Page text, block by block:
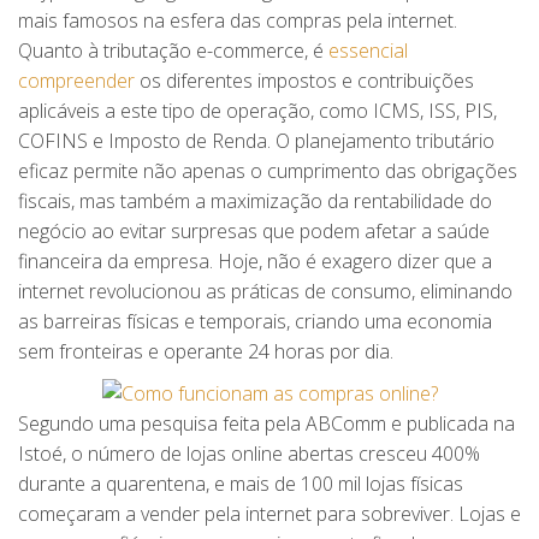
mais famosos na esfera das compras pela internet.
Quanto à tributação e-commerce, é essencial
compreender os diferentes impostos e contribuições
aplicáveis a este tipo de operação, como ICMS, ISS, PIS,
COFINS e Imposto de Renda. O planejamento tributário
eficaz permite não apenas o cumprimento das obrigações
fiscais, mas também a maximização da rentabilidade do
negócio ao evitar surpresas que podem afetar a saúde
financeira da empresa. Hoje, não é exagero dizer que a
internet revolucionou as práticas de consumo, eliminando
as barreiras físicas e temporais, criando uma economia
sem fronteiras e operante 24 horas por dia.
Segundo uma pesquisa feita pela ABComm e publicada na
Istoé, o número de lojas online abertas cresceu 400%
durante a quarentena, e mais de 100 mil lojas físicas
começaram a vender pela internet para sobreviver. Lojas e